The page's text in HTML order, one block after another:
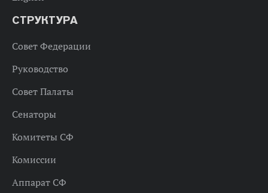
СТРУКТУРА
Совет Федерации
Руководство
Совет Палаты
Сенаторы
Комитеты СФ
Комиссии
Аппарат СФ